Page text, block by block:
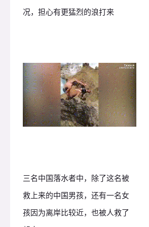
况，担心有更猛烈的浪打来
三名中国落水者中，除了这名被
救上来的中国男孩，还有一名女
孩因为离岸比较近，也被人救了